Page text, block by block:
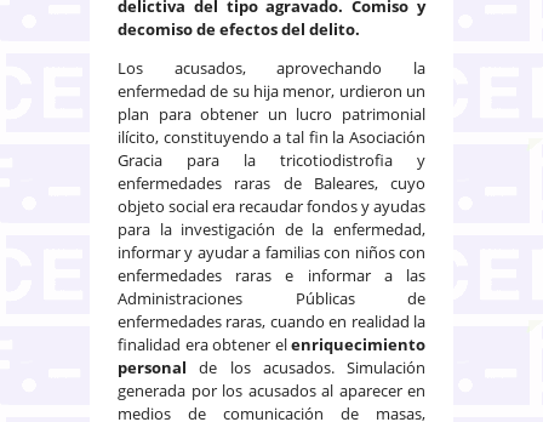
delictiva del tipo agravado. Comiso y
decomiso de efectos del delito.
Los acusados, aprovechando la
enfermedad de su hija menor, urdieron un
plan para obtener un lucro patrimonial
ilícito, constituyendo a tal fin la Asociación
Gracia para la tricotiodistrofia y
enfermedades raras de Baleares, cuyo
objeto social era recaudar fondos y ayudas
para la investigación de la enfermedad,
informar y ayudar a familias con niños con
enfermedades raras e informar a las
Administraciones Públicas de
enfermedades raras, cuando en realidad la
finalidad era obtener elenriquecimiento
personal de los acusados. Simulación
generada por los acusados al aparecer en
medios de comunicación de masas,